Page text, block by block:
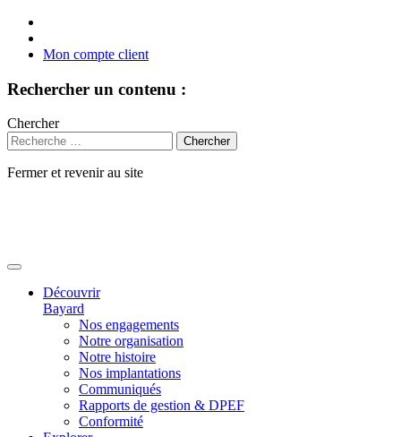
Mon compte client
Rechercher un contenu :
Chercher
Fermer et revenir au site
Découvrir
Bayard
Nos engagements
Notre organisation
Notre histoire
Nos implantations
Communiqués
Rapports de gestion & DPEF
Conformité